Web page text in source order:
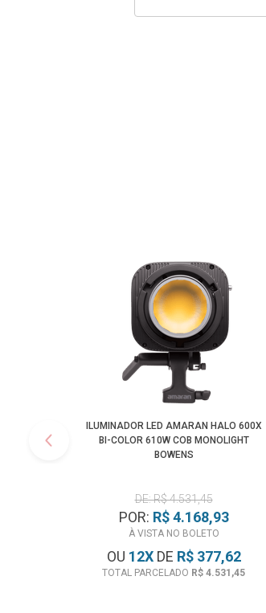
ILUMINADOR LED AMARAN HALO 600X
BI-COLOR 610W COB MONOLIGHT
BOWENS
DE: R$ 4.531,45
POR: R$ 4.168,93
À VISTA NO BOLETO
OU 12XDE R$ 377,62
TOTAL PARCELADO R$ 4.531,45